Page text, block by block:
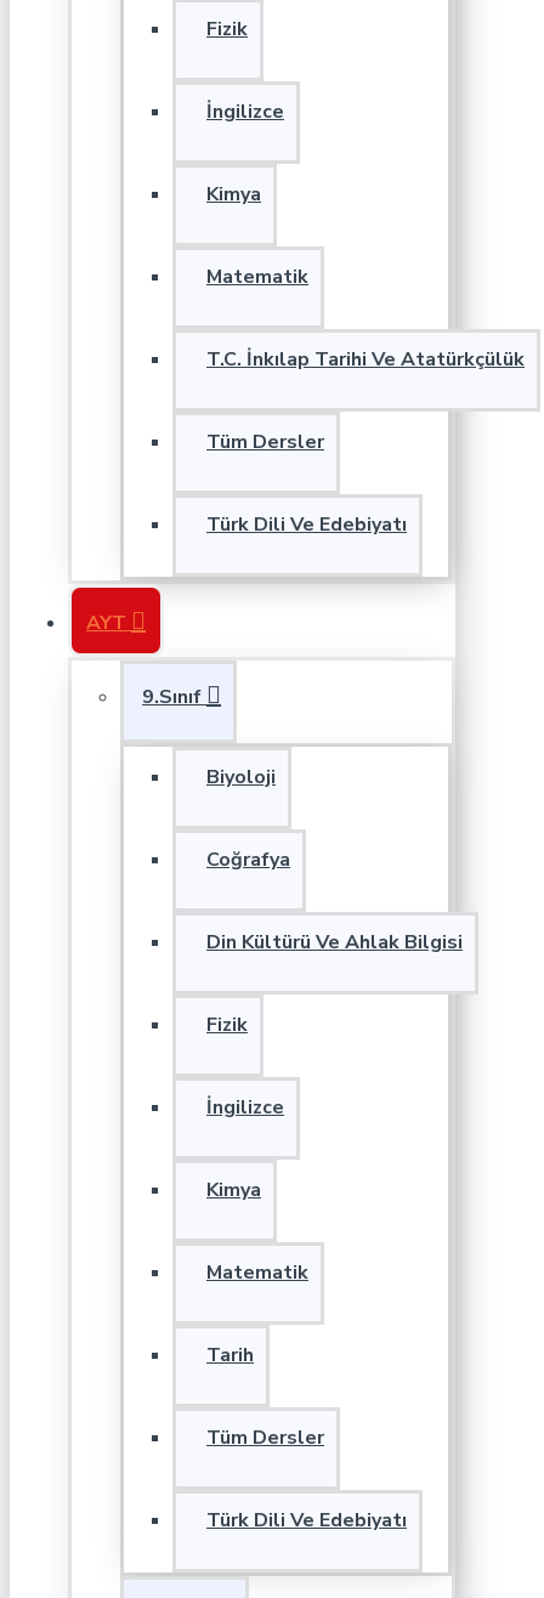
Fizik
İngilizce
Kimya
Matematik
T.C. İnkılap Tarihi Ve Atatürkçülük
Tüm Dersler
Türk Dili Ve Edebiyatı
AYT
9.Sınıf
Biyoloji
Coğrafya
Din Kültürü Ve Ahlak Bilgisi
Fizik
İngilizce
Kimya
Matematik
Tarih
Tüm Dersler
Türk Dili Ve Edebiyatı